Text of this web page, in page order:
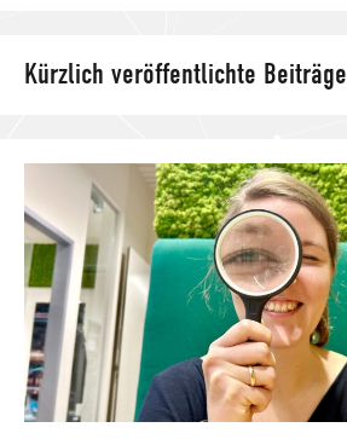
Kürzlich veröffentlichte Beiträge